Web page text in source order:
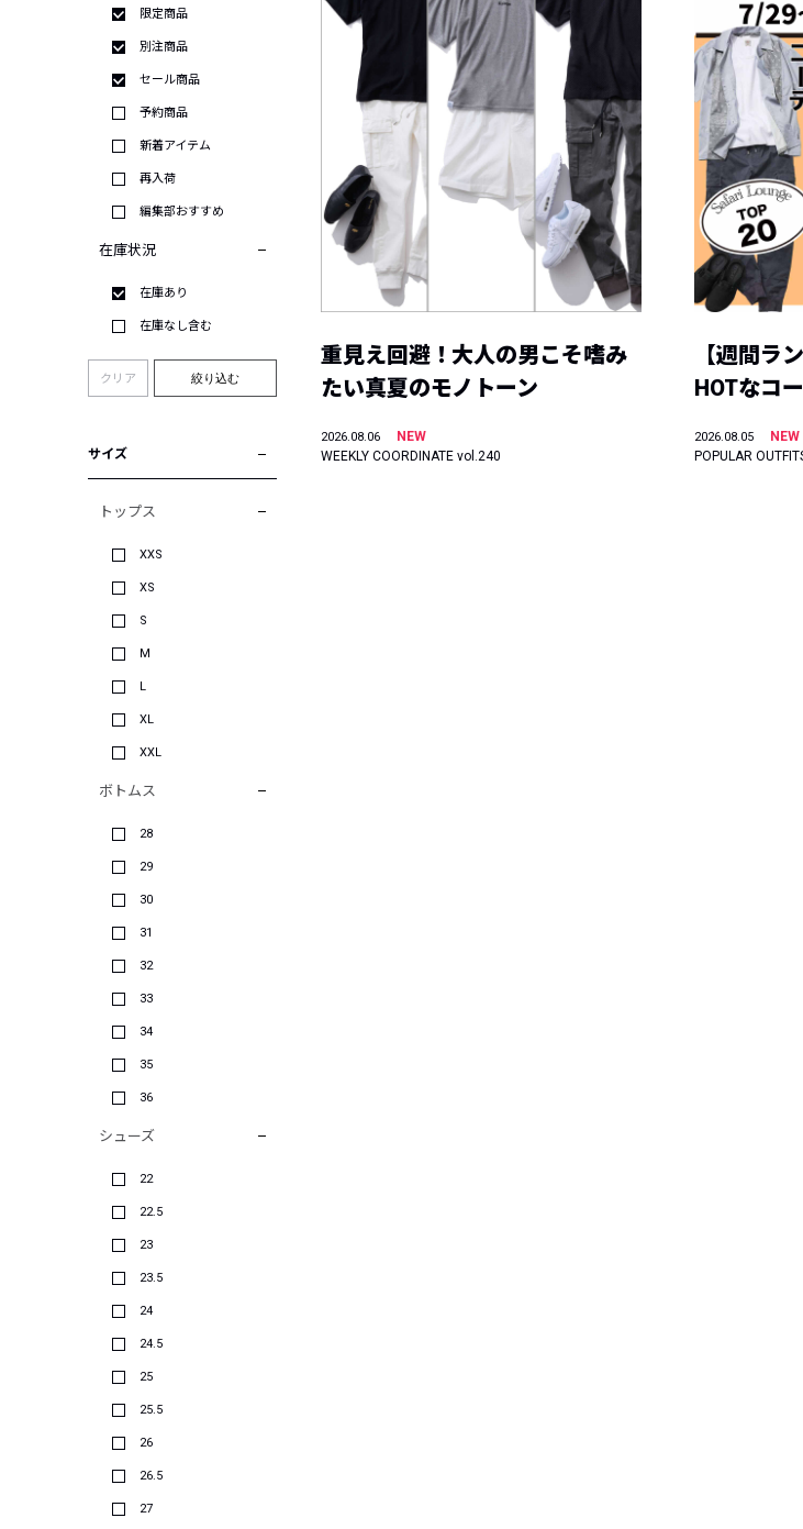
限定商品
別注商品
セール商品
予約商品
新着アイテム
再入荷
編集部おすすめ
在庫状況
在庫あり
在庫なし含む
クリア 絞り込む
サイズ
トップス
XXS
XS
S
M
L
XL
XXL
ボトムス
28
29
30
31
32
33
34
35
36
シューズ
22
22.5
23
23.5
24
24.5
25
25.5
26
26.5
27
重見え回避！大人の男こそ嗜み
たい真夏のモノトーン
2026.08.06
NEW
WEEKLY COORDINATE vol.240
【週間ラ
HOTなコ
2026.08.05
NEW
POPULAR